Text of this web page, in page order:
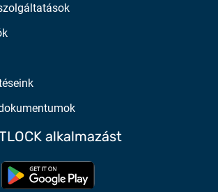
alkalmazást
Töltse le az App Store-bólTöltse le a google play-